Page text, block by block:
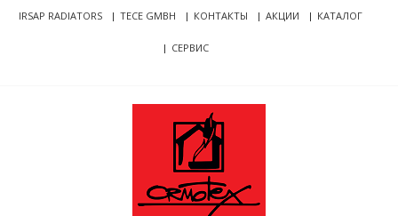
Skip
SkipIRSAP RADIATORS TECE GMBH КОНТАКТЫ АКЦИИ КАТАЛОГ
СЕРВИС